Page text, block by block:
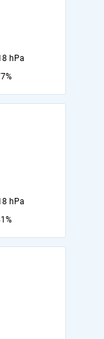
hPa
hPa